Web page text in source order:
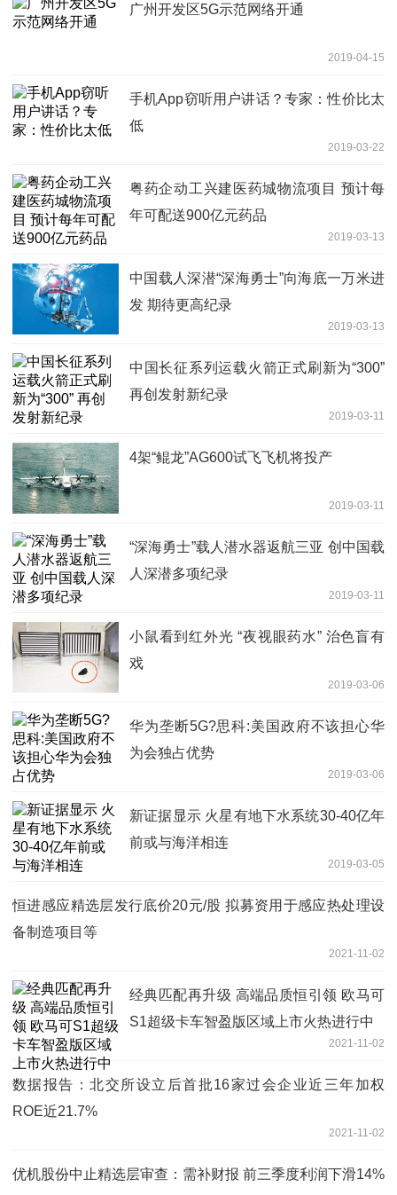
广州开发区5G示范网络开通
2019-04-15
手机App窃听用户讲话？专家：性价比太
低
2019-03-22
粤药企动工兴建医药城物流项目 预计每
年可配送900亿元药品
2019-03-13
中国载人深潜“深海勇士”向海底一万米进
发 期待更高纪录
2019-03-13
中国长征系列运载火箭正式刷新为“300”
再创发射新纪录
2019-03-11
4架“鲲龙”AG600试飞飞机将投产
2019-03-11
“深海勇士”载人潜水器返航三亚 创中国载
人深潜多项纪录
2019-03-11
小鼠看到红外光 “夜视眼药水” 治色盲有
戏
2019-03-06
华为垄断5G?思科:美国政府不该担心华
为会独占优势
2019-03-06
新证据显示 火星有地下水系统30-40亿年
前或与海洋相连
2019-03-05
恒进感应精选层发行底价20元/股 拟募资用于感应热处理设
备制造项目等
2021-11-02
经典匹配再升级 高端品质恒引领 欧马可
S1超级卡车智盈版区域上市火热进行中
2021-11-02
数据报告：北交所设立后首批16家过会企业近三年加权
ROE近21.7%
2021-11-02
优机股份中止精选层审查：需补财报 前三季度利润下滑14%